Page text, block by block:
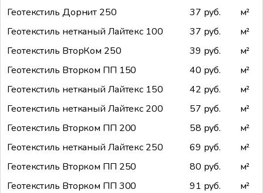
Геотекстиль Дорнит 250
37 руб.
м²
Геотекстиль нетканый Лайтекс 100
37 руб.
м²
Геотекстиль ВторКом 250
39 руб.
м²
Геотекстиль Вторком ПП 150
40 руб.
м²
Геотекстиль нетканый Лайтекс 150
42 руб.
м²
Геотекстиль нетканый Лайтекс 200
57 руб.
м²
Геотекстиль Вторком ПП 200
58 руб.
м²
Геотекстиль нетканый Лайтекс 250
69 руб.
м²
Геотекстиль Вторком ПП 250
80 руб.
м²
Геотекстиль Вторком ПП 300
91 руб.
м²